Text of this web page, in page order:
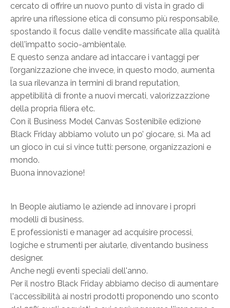
cercato di offrire un nuovo punto di vista in grado di
aprire una riflessione etica di consumo più responsabile,
spostando il focus dalle vendite massificate alla qualità
dell'impatto socio-ambientale.
E questo senza andare ad intaccare i vantaggi per
l’organizzazione che invece, in questo modo, aumenta
la sua rilevanza in termini di brand reputation,
appetibilità di fronte a nuovi mercati, valorizzazzione
della propria filiera etc.
Con il Business Model Canvas Sostenibile edizione
Black Friday abbiamo voluto un po’ giocare, sì. Ma ad
un gioco in cui si vince tutti: persone, organizzazioni e
mondo.
Buona innovazione!
In Beople aiutiamo le aziende ad innovare i propri
modelli di business.
E professionisti e manager ad acquisire processi,
logiche e strumenti per aiutarle, diventando business
designer.
Anche negli eventi speciali dell'anno.
Per il nostro Black Friday abbiamo deciso di aumentare
l'accessibilità ai nostri prodotti proponendo uno sconto